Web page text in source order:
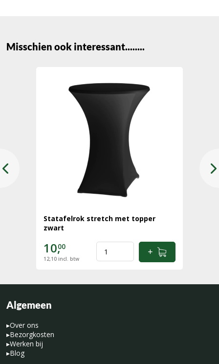
Misschien ook interessant........
Statafelrok stretch met topper
zwart
10,00
12,10 incl. btw
Algemeen
▸Over ons
▸Bezorgkosten
▸Werken bij
▸Blog